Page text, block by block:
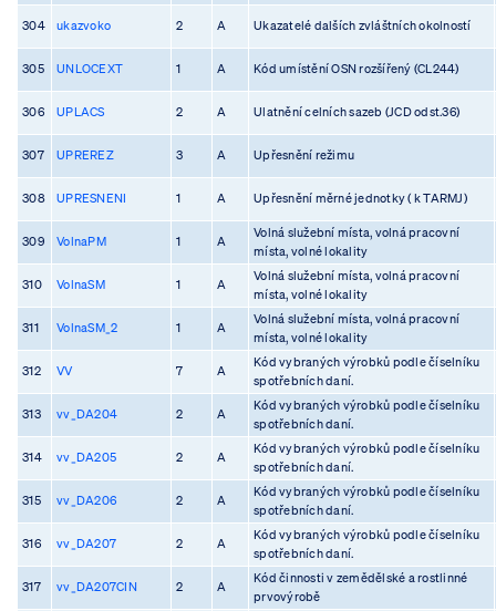
304 ukazvoko 2 A Ukazatelé dalších zvláštních okolností
305 UNLOCEXT 1 A Kód umístění OSN rozšířený (CL244)
306 UPLACS 2 A Ulatnění celních sazeb (JCD odst.36)
307 UPREREZ 3 A Upřesnění režimu
308 UPRESNENI 1 A Upřesnění měrné jednotky ( k TARMJ)
309 VolnaPM 1 A
Volná služební místa, volná pracovní
místa, volné lokality
310 VolnaSM 1 A
Volná služební místa, volná pracovní
místa, volné lokality
311 VolnaSM_2 1 A
Volná služební místa, volná pracovní
místa, volné lokality
312 VV 7 A
Kód vybraných výrobků podle číselníku
spotřebních daní.
313 vv_DA204 2 A
Kód vybraných výrobků podle číselníku
spotřebních daní.
314 vv_DA205 2 A
Kód vybraných výrobků podle číselníku
spotřebních daní.
315 vv_DA206 2 A
Kód vybraných výrobků podle číselníku
spotřebních daní.
316 vv_DA207 2 A
Kód vybraných výrobků podle číselníku
spotřebních daní.
317 vv_DA207CIN 2 A
Kód činnosti v zemědělské a rostlinné
prvovýrobě